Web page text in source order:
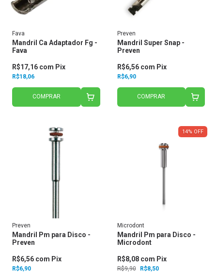
Fava
Mandril Ca Adaptador Fg -
Fava
R$18,06
R$17,16 com Pix
COMPRAR
Preven
Mandril Super Snap -
Preven
R$6,90
R$6,56 com Pix
COMPRAR
Preven
Mandril Pm para Disco -
Preven
R$6,90
R$6,56 com Pix
14% OFF
Microdont
Mandril Pm para Disco -
Microdont
R$9,90 R$8,50
R$8,08 com Pix